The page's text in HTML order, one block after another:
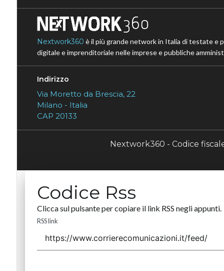
Nextwork360 è il più grande network in Italia di testate e
digitale e imprenditoriale nelle imprese e pubbliche
Indirizzo
Via Moretto da Brescia, 22
Milano - Italia
CAP 20133
Nextwork360 - Codice
Codice Rss
Clicca sul pulsante per copiare il link RSS negli appunti.
RSS link